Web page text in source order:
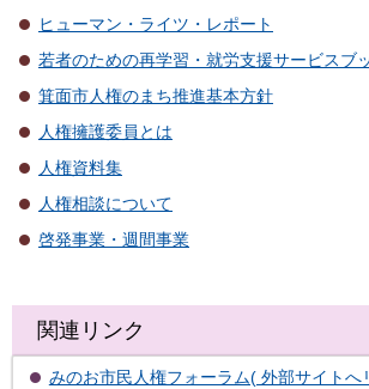
ヒューマン・ライツ・レポート
若者のための再学習・就労支援サービスブ
箕面市人権のまち推進基本方針
人権擁護委員とは
人権資料集
人権相談について
啓発事業・週間事業
関連リンク
みのお市民人権フォーラム( 外部サイトへ